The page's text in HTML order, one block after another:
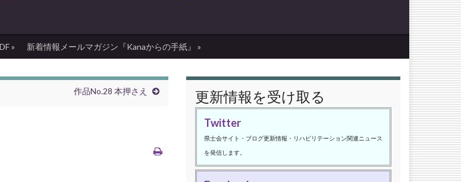
» 新着情報メールマガジン『Kanaからの手紙』 »
作品No.28 本押さえ 更新情報を受け取る
Twitter
県士会サイト・ブログ更新情報・リハビリテーション関連ニュース
を発信します。